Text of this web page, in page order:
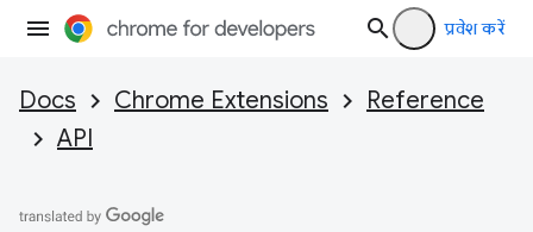
प्रवेश करें
Docs Chrome Extensions
Reference
API